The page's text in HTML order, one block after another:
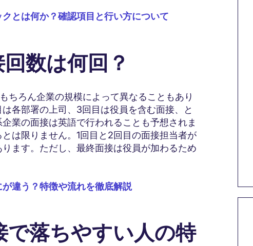
クとは何か？確認項目と行い方について
数は何回？
ちろん企業の規模によって異なることもあり
各部署の上司、3回目は役員を含む面接、と
業の面接は英語で行われることも予想されま
は限りません。1回目と2回目の面接担当者が
ます。ただし、最終面接は役員が加わるため
違う？特徴や流れを徹底解説
で落ちやすい人の特